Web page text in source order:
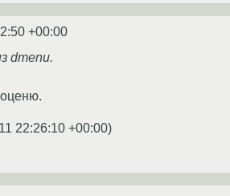
+00:00
dmenu.
22:26:10 +00:00)